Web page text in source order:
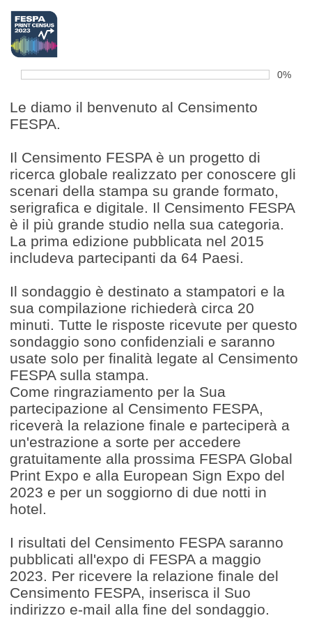
barra
0%
Le diamo il benvenuto al Censimento
FESPA.
Il Censimento FESPA è un progetto di
ricerca globale realizzato per conoscere gli
scenari della stampa su grande formato,
serigrafica e digitale. Il Censimento FESPA
è il più grande studio nella sua categoria.
La prima edizione pubblicata nel 2015
includeva partecipanti da 64 Paesi.
Il sondaggio è destinato a stampatori e la
sua compilazione richiederà circa 20
minuti. Tutte le risposte ricevute per questo
sondaggio sono confidenziali e saranno
usate solo per finalità legate al Censimento
FESPA sulla stampa.
Come ringraziamento per la Sua
partecipazione al Censimento FESPA,
riceverà la relazione finale e parteciperà a
un'estrazione a sorte per accedere
gratuitamente alla prossima FESPA Global
Print Expo e alla European Sign Expo del
2023 e per un soggiorno di due notti in
hotel.
I risultati del Censimento FESPA saranno
pubblicati all'expo di FESPA a maggio
2023. Per ricevere la relazione finale del
Censimento FESPA, inserisca il Suo
indirizzo e-mail alla fine del sondaggio.